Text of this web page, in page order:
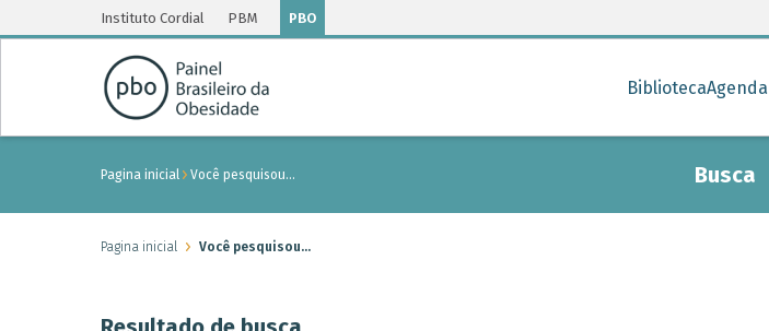
Instituto Cordial PBM PBO
BibliotecaAgenda
Pagina inicial Você pesquisou… Busca
Pagina inicial Você pesquisou…